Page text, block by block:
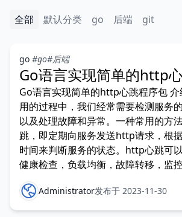
全部 默认分类 go 后端 git
go #go#后端
Go语言实现简单的http
Go语言实现简单的http心跳程序包
用的过程中，我们经常需要检测服务
以及处理故障和异常。一种常用的方
跳，即定期向服务发送http请求，根
时间来判断服务的状态。http心跳可
健康检查，负载均衡，故障转移，监
Administrator发布于 2023-11-30